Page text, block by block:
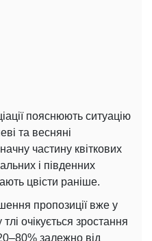
пояснюють ситуацію
та весняні
частину квіткових
і південних
цвісти раніше.
пропозиції вже у
очікується зростання
залежно від